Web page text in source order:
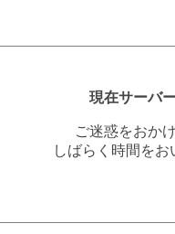
現在サーバ
ご迷惑をおか
しばらく時間を